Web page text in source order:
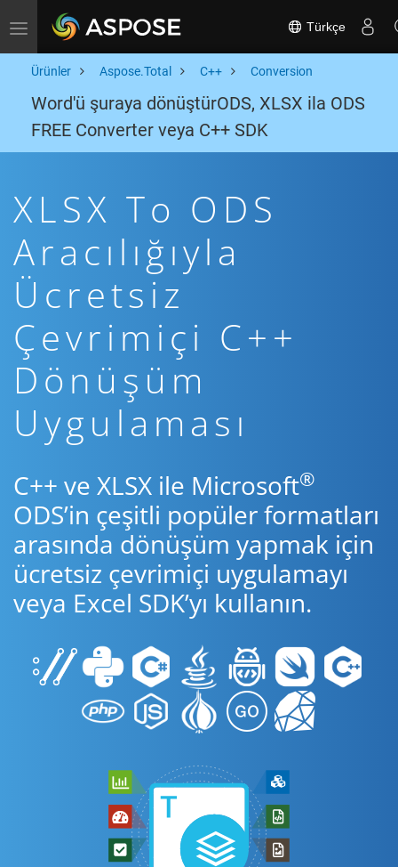
Toggle navigation Türkçe
Ürünler Aspose.Total C++ Conversion
Word'ü şuraya dönüştürODS, XLSX ila ODS
FREE Converter veya C++ SDK
XLSX To ODS
Aracılığıyla
Ücretsiz
Çevrimiçi C++
Dönüşüm
Uygulaması
C++ ve XLSX ile Microsoft®
ODS’in çeşitli popüler formatları
arasında dönüşüm yapmak için
ücretsiz çevrimiçi uygulamayı
veya Excel SDK’yı kullanın.